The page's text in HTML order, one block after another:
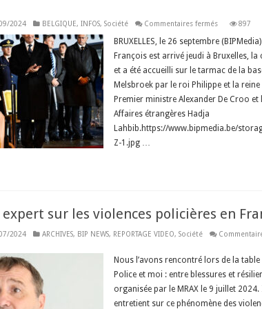
2024 BELGIQUE, INFOS, Société Commentaires ferméssur
le
Pape
François
en
terre
belge
par
897
BRUXELLES, le 26 septembre
François est arrivé jeudi à Bruxelles, la
et a été accueilli sur le tarmac de la
Melsbroek par le roi Philippe et la
Premier ministre Alexander De Croo et
Affaires étrangères Hadja
Lahbib.https://www.bipmedia.be/
Z-1.jpg …
expert sur les violences policières en
2024 ARCHIVES, BIP NEWS, REPORTAGE VIDEO, Société
Nous l’avons rencontré lors de la table
Police et moi : entre blessures et
organisée par le MRAX le 9 juillet
entretient sur ce phénomène des